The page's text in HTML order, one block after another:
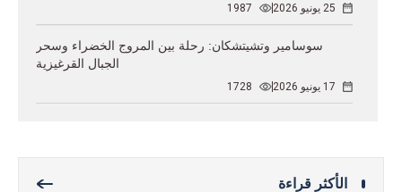
25 يونيو 2026 1987
سوسامير وتشيتشكان: رحلة بين المروج الخضراء وسحر
الجبال القرغيزية
17 يونيو 2026 1728
الأكثر قراءة